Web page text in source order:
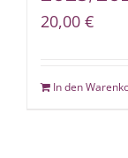
20,00 €
In den